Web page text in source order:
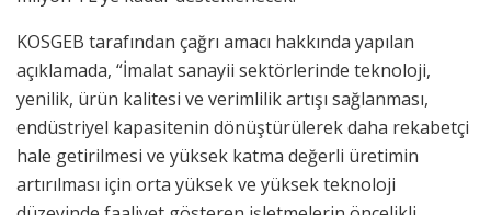
KOSGEB tarafından çağrı amacı hakkında yapılan
açıklamada, “İmalat sanayii sektörlerinde teknoloji,
yenilik, ürün kalitesi ve verimlilik artışı sağlanması,
endüstriyel kapasitenin dönüştürülerek daha rekabetçi
hale getirilmesi ve yüksek katma değerli üretimin
artırılması için orta yüksek ve yüksek teknoloji